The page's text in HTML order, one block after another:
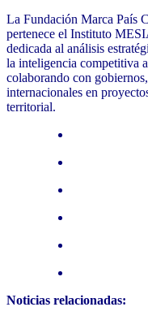
La Fundación Marca País
pertenece el Instituto
dedicada al análisis
la inteligencia competitiva
colaborando con
internacionales en
territorial.
Noticias relacionadas: